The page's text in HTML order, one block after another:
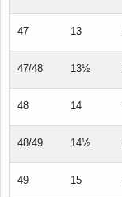
47 13
47/48 13½
48 14
48/49 14½
49 15